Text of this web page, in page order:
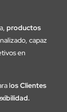
productos
capaz
en
los Clientes